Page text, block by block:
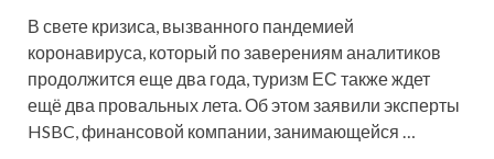
В свете кризиса, вызванного пандемией
коронавируса, который по заверениям аналитиков
продолжится еще два года, туризм ЕС также ждет
ещё два провальных лета. Об этом заявили эксперты
HSBC, финансовой компании, занимающейся …